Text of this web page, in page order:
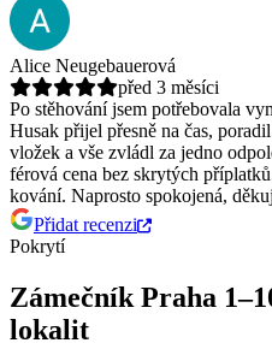
Alice Neugebauerová
před 3 měsíci
Po stěhování jsem potřebovala
Husak přijel přesně na čas,
vložek a vše zvládl za jedno
férová cena bez skrytých
kování. Naprosto spokojená,
Přidat recenzi
Pokrytí
Zámečník Praha
lokalit